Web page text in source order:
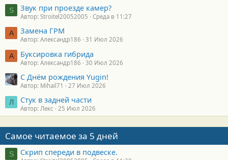
S Звук при проезде камер?
Автор: Stroitel20052005 Среда в 11:27
А Замена ГРМ
Автор: Александр186 31 Июл 2026
А Буксировка гибрида
Автор: Александр186 30 Июл 2026
С Днём рождения Yugin!
Автор: Mihail71 27 Июл 2026
Л Стук в задней части
Автор: Лекс 25 Июл 2026
Самое читаемое за 5 дней
S Скрип спереди в подвеске.